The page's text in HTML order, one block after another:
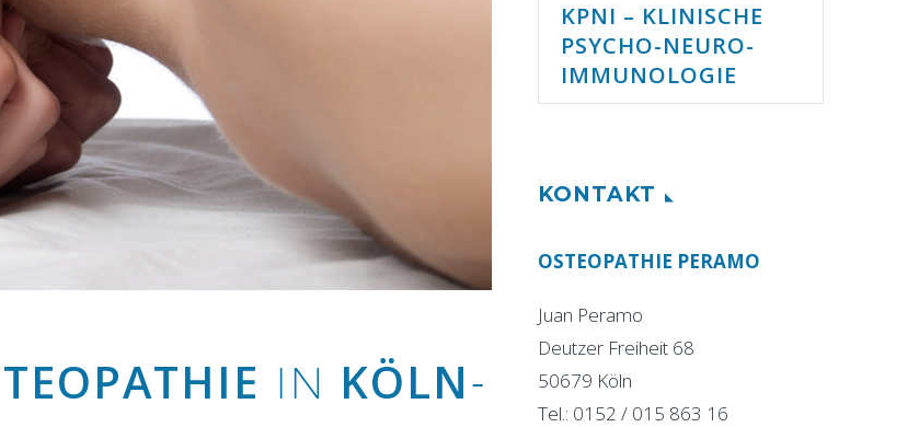
IN KÖLN-
KPNI – KLINISCHE
PSYCHO-NEURO-
IMMUNOLOGIE
KONTAKT
OSTEOPATHIE PERAMO
Juan Peramo
Deutzer Freiheit 68
50679 Köln
Tel.: 0152 / 015 863 16